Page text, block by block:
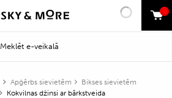
0
Apģērbs sievietēm
Bikses sievietēm
Kokvilnas džinsi ar bārkstveida